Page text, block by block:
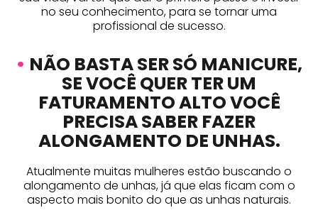
no seu conhecimento, para se tornar uma
profissional de sucesso.
• NÃO BASTA SER SÓ MANICURE,
SE VOCÊ QUER TER UM
FATURAMENTO ALTO VOCÊ
PRECISA SABER FAZER
ALONGAMENTO DE UNHAS.
Atualmente muitas mulheres estão buscando o
alongamento de unhas, já que elas ficam com o
aspecto mais bonito do que as unhas naturais.